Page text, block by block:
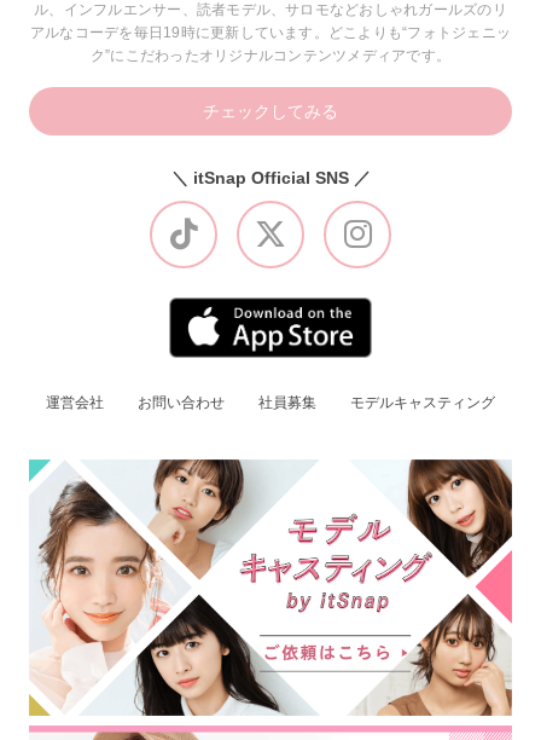
ル、インフルエンサー、読者モデル、サロモなどおしゃれガールズのリ
アルなコーデを毎日19時に更新しています。どこよりも“フォトジェニッ
ク”にこだわったオリジナルコンテンツメディアです。
チェックしてみる
＼ itSnap Official SNS ／
運営会社 お問い合わせ 社員募集 モデルキャスティング